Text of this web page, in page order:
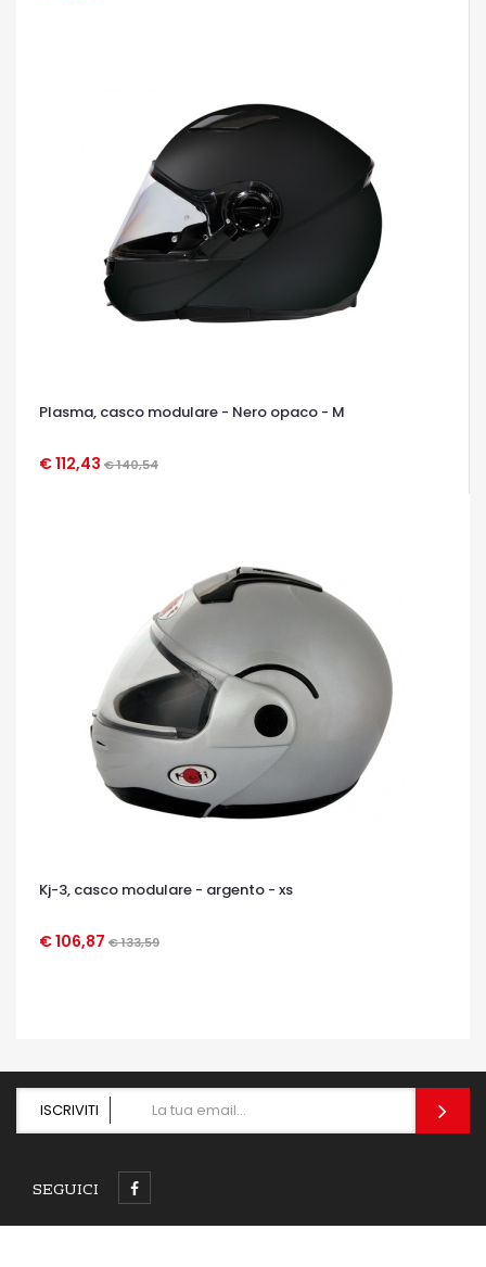
Plasma, casco modulare - Nero opaco - M
€ 112,43 € 140,54
OCCHIATA VELOCE
Kj-3, casco modulare - argento - xs
€ 106,87 € 133,59
OCCHIATA VELOCE
ISCRIVITI
SEGUICI